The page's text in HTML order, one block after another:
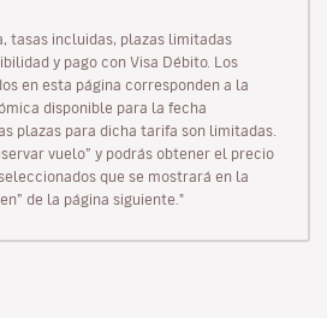
tasas incluidas, plazas limitadas
y pago con Visa Débito. Los
en esta página corresponden a la
disponible para la fecha
plazas para dicha tarifa son limitadas.
vuelo” y podrás obtener el precio
que se mostrará en la
de la página siguiente."